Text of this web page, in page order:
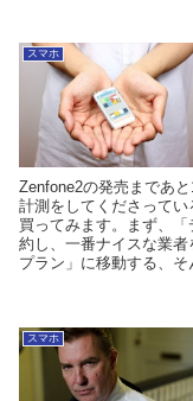
スマホ
Zenfone2の発売まであ
計測をしてくださって
買ってみます。まず、
約し、一番ナイスな業
プラン」に移動する、そ
スマホ